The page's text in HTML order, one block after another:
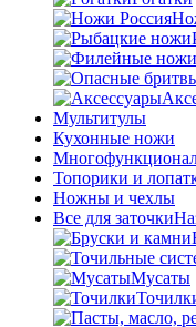
Мультитулы
Кухонные ножи
Топорики и
Ножны и чехлы
Все для заточки
Мусаты